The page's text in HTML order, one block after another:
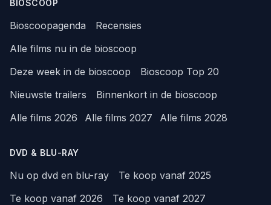
BIOSCOOP
Bioscoopagenda
Recensies
Alle films nu in de bioscoop
Deze week in de bioscoop
Bioscoop Top 20
Nieuwste trailers
Binnenkort in de bioscoop
Alle films 2026
Alle films 2027 Alle films 2028
DVD & BLU-RAY
Nu op dvd en blu-ray
Te koop vanaf 2025
Te koop vanaf 2026
Te koop vanaf 2027